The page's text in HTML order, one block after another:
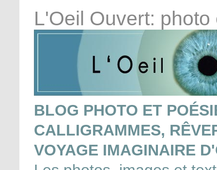
L'Oeil Ouvert: photo
BLOG PHOTO ET
CALLIGRAMMES,
VOYAGE IMAGINAIRE